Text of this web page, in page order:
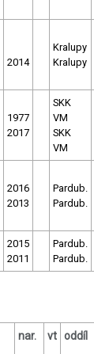
2014
Kralupy
Kralupy
1977
2017
SKK
VM
SKK
VM
2016
2013
Pardub.
Pardub.
2015
2011
Pardub.
Pardub.
nar. vt oddíl